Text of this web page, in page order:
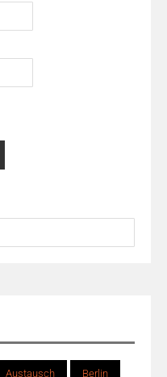
Austausch Berlin